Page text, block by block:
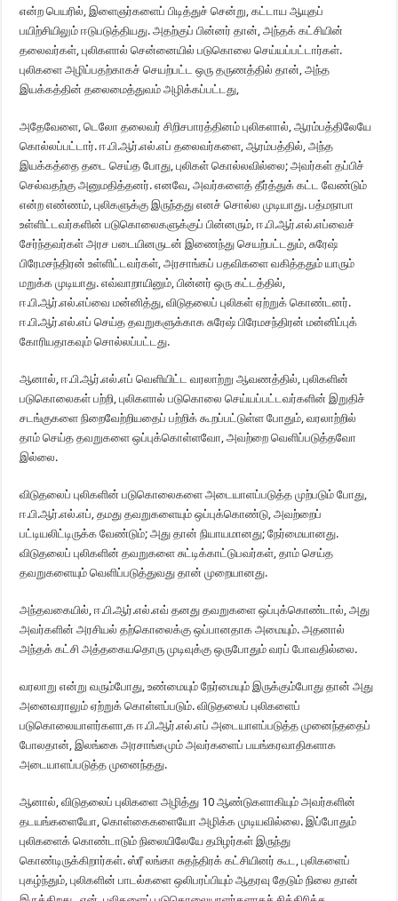
என்ற பெயரில், இளைஞர்களைப் பிடித்துச் சென்று, கட்டாய ஆயுதப்
பயிற்சியிலும் ஈடுபடுத்தியது. அதற்குப் பின்னர் தான், அந்தக் கட்சியின்
தலைவர்கள், புலிகளால் சென்னையில் படுகொலை செய்யப்பட்டார்கள்.
புலிகளை அழிப்பதற்காகச் செயற்பட்ட ஒரு தருணத்தில் தான், அந்த
இயக்கத்தின் தலைமைத்துவம் அழிக்கப்பட்டது,
அதேவேளை, டெலோ தலைவர் சிறிசபாரத்தினம் புலிகளால், ஆரம்பத்திலேயே
கொல்லப்பட்டார். ஈ.பி.ஆர்.எல்.எப் தலைவர்களை, ஆரம்பத்தில், அந்த
இயக்கத்தை தடை செய்த போது, புலிகள் கொல்லவில்லை; அவர்கள் தப்பிச்
செல்வதற்கு அனுமதித்தனர். எனவே, அவர்களைத் தீர்த்துக் கட்ட வேண்டும்
என்ற எண்ணம், புலிகளுக்கு இருந்தது எனச் சொல்ல முடியாது. பத்மநாபா
உள்ளிட்டவர்களின் படுகொலைகளுக்குப் பின்னரும், ஈ.பி.ஆர்.எல்.எப்வைச்
சேர்ந்தவர்கள் அரச படையினருடன் இணைந்து செயற்பட்டதும், சுரேஷ்
பிரேமசந்திரன் உள்ளிட்டவர்கள், அரசாங்கப் பதவிகளை வகித்ததும் யாரும்
மறுக்க முடியாது. எவ்வாறாயினும், பின்னர் ஒரு கட்டத்தில்,
ஈ.பி.ஆர்.எல்.எப்வை மன்னித்து, விடுதலைப் புலிகள் ஏற்றுக் கொண்டனர்.
ஈ.பி.ஆர்.எல்.எப் செய்த தவறுகளுக்காக சுரேஷ் பிரேமசந்திரன் மன்னிப்புக்
கோரியதாகவும் சொல்லப்பட்டது.
ஆனால், ஈ.பி.ஆர்.எல்.எப் வெளியிட்ட வரலாற்று ஆவணத்தில், புலிகளின்
படுகொலைகள் பற்றி, புலிகளால் படுகொலை செய்யப்பட்டவர்களின் இறுதிச்
சடங்குகளை நிறைவேற்றியதைப் பற்றிக் கூறப்பட்டுள்ள போதும், வரலாற்றில்
தாம் செய்த தவறுகளை ஒப்புக்கொள்ளவோ, அவற்றை வெளிப்படுத்தவோ
இல்லை.
விடுதலைப் புலிகளின் படுகொலைகளை அடையாளப்படுத்த முற்படும் போது,
ஈ.பி.ஆர்.எல்.எப், தமது தவறுகளையும் ஒப்புக்கொண்டு, அவற்றைப்
பட்டியலிட்டிருக்க வேண்டும்; அது தான் நியாயமானது; நேர்மையானது.
விடுதலைப் புலிகளின் தவறுகளை சுட்டிக்காட்டுபவர்கள், தாம் செய்த
தவறுகளையும் வெளிப்படுத்துவது தான் முறையானது.
அந்தவகையில், ஈ.பி.ஆர்.எல்.எவ் தனது தவறுகளை ஒப்புக்கொண்டால், அது
அவர்களின் அரசியல் தற்கொலைக்கு ஒப்பானதாக அமையும். அதனால்
அந்தக் கட்சி அத்தகையதொரு முடிவுக்கு ஒருபோதும் வரப் போவதில்லை.
வரலாறு என்று வரும்போது, உண்மையும் நேர்மையும் இருக்கும்போது தான் அது
அனைவராலும் ஏற்றுக் கொள்ளப்படும். விடுதலைப் புலிகளைப்
படுகொலையாளர்களா,க ஈ.பி.ஆர்.எல்.எப் அடையாளப்படுத்த முனைந்ததைப்
போலதான், இலங்கை அரசாங்கமும் அவர்களைப் பயங்கரவாதிகளாக
அடையாளப்படுத்த முனைந்தது.
ஆனால், விடுதலைப் புலிகளை அழித்து 10 ஆண்டுகளாகியும் அவர்களின்
தடயங்களையோ, கொள்கைகளையோ அழிக்க முடியவில்லை. இப்போதும்
புலிகளைக் கொண்டாடும் நிலையிலேயே தமிழர்கள் இருந்து
கொண்டிருக்கிறார்கள். ஸ்ரீ லங்கா சுதந்திரக் கட்சியினர் கூட, புலிகளைப்
புகழ்ந்தும், புலிகளின் பாடல்களை ஒலிபரப்பியும் ஆதரவு தேடும் நிலை தான்